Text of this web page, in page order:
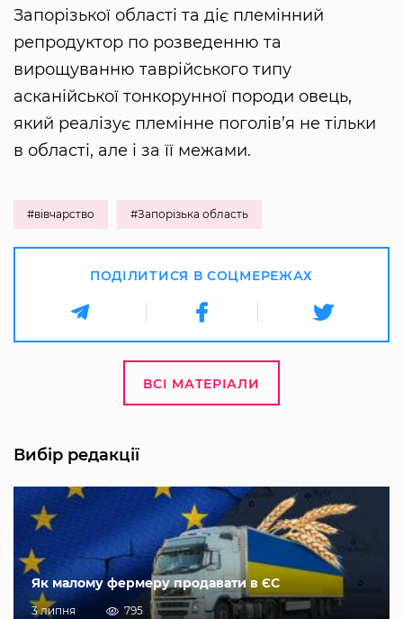
Запорізької області та діє племінний
репродуктор по розведенню та
вирощуванню таврійського типу
асканійської тонкорунної породи овець,
який реалізує племінне поголів’я не тільки
в області, але і за її межами.
#вівчарство #Запорізька область
ПОДІЛИТИСЯ В СОЦМЕРЕЖАХ
ВСІ МАТЕРІАЛИ
Вибір редакції
Як малому фермеру продавати в ЄС
3 липня 795